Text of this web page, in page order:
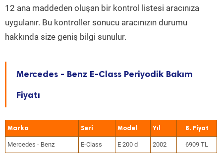
12 ana maddeden oluşan bir kontrol listesi aracınıza
uygulanır. Bu kontroller sonucu aracınızın durumu
hakkında size geniş bilgi sunulur.
Mercedes - Benz E-Class Periyodik Bakım
Fiyatı
Marka Seri Model Yıl
Mercedes - Benz E-Class E 200 d 2002 6909 TL